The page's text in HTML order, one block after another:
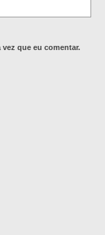
que eu comentar.